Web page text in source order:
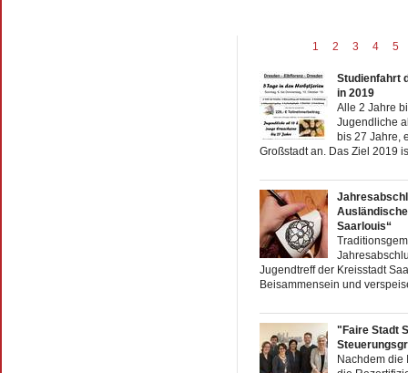
1 2 3 4 5
Studienfahrt
in 2019
Alle 2 Jahre
Jugendliche
bis 27 Jahre,
Großstadt an. Das Ziel 2019
Saarlouis“
Jugendtreff der Kreisstadt
Beisammensein und
"Faire Stadt
Nachdem die